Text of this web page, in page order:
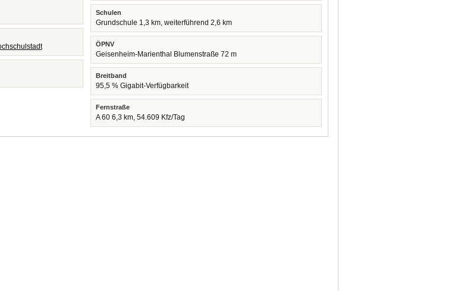
Schulen
Grundschule 1,3 km, weiterführend 2,6 km
ÖPNV
Geisenheim-Marienthal Blumenstraße 72 m
Breitband
95,5 % Gigabit-Verfügbarkeit
Fernstraße
A 60 6,3 km, 54.609 Kfz/Tag